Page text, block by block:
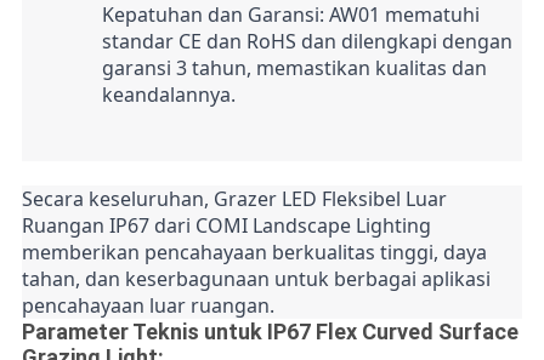
Kepatuhan dan Garansi: AW01 mematuhi
standar CE dan RoHS dan dilengkapi dengan
garansi 3 tahun, memastikan kualitas dan
keandalannya.
Secara keseluruhan, Grazer LED Fleksibel Luar
Ruangan IP67 dari COMI Landscape Lighting
memberikan pencahayaan berkualitas tinggi, daya
tahan, dan keserbagunaan untuk berbagai aplikasi
pencahayaan luar ruangan.
Parameter Teknis untuk IP67 Flex Curved Surface